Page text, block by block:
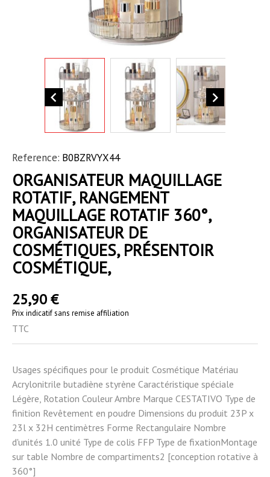
 
Reference: B0BZRVYX44
ORGANISATEUR MAQUILLAGE
ROTATIF, RANGEMENT
MAQUILLAGE ROTATIF 360°,
ORGANISATEUR DE
COSMÉTIQUES, PRÉSENTOIR
COSMÉTIQUE,
25,90 €
Prix indicatif sans remise affiliation
TTC
Usages spécifiques pour le produit Cosmétique Matériau
Acrylonitrile butadiène styrène Caractéristique spéciale
Légère, Rotation Couleur Ambre Marque CESTATIVO Type de
finition Revêtement en poudre Dimensions du produit 23P x
23l x 32H centimètres Forme Rectangulaire Nombre
d'unités 1.0 unité Type de colis FFP Type de fixationMontage
sur table Nombre de compartiments2 [conception rotative à
360°]